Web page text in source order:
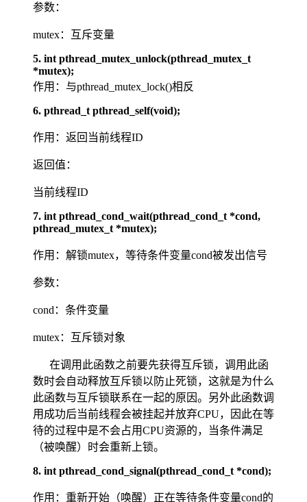
参数：
mutex：互斥变量
5. int pthread_mutex_unlock(pthread_mutex_t
*mutex);
作用：与pthread_mutex_lock()相反
6. pthread_t pthread_self(void);
作用：返回当前线程ID
返回值：
当前线程ID
7. int pthread_cond_wait(pthread_cond_t *cond,
pthread_mutex_t *mutex);
作用：解锁mutex，等待条件变量cond被发出信号
参数：
cond：条件变量
mutex：互斥锁对象
在调用此函数之前要先获得互斥锁，调用此函
数时会自动释放互斥锁以防止死锁，这就是为什么
此函数与互斥锁联系在一起的原因。另外此函数调
用成功后当前线程会被挂起并放弃CPU，因此在等
待的过程中是不会占用CPU资源的，当条件满足
（被唤醒）时会重新上锁。
8. int pthread_cond_signal(pthread_cond_t *cond);
作用：重新开始（唤醒）正在等待条件变量cond的